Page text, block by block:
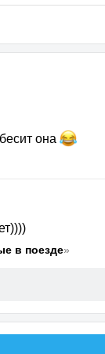
она
в поезде»